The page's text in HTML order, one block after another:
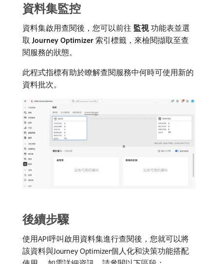
資料集監控
資料集啟用查閱後，您可以前往​ 監視​功能表並選
取​Journey Optimizer ​索引標籤，來檢閱擷取至查
閱服務的狀態。
此程式指標有助於瞭解查閱服務中何時可使用新的
資料批次。
後續步驟
使用API呼叫啟用資料集進行查閱後，您就可以將
該資料與Journey Optimizer個人化和決策功能搭配